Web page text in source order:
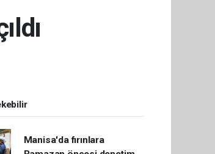
Manisa'da fırınlara